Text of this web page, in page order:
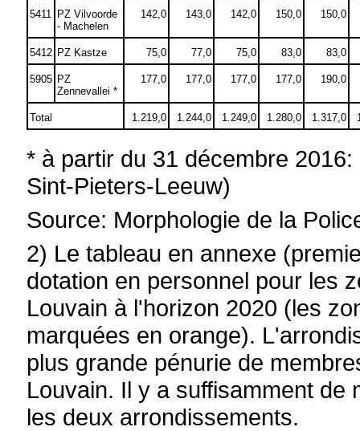
5411
PZ Vilvoorde
- Machelen
142,0 143,0 142,0 150,0 150,0
5412 PZ Kastze 75,0 77,0 75,0 83,0 83,0
5905 PZ
Zennevallei *
177,0 177,0 177,0 177,0 190,0
Total 1.219,0 1.244,0 1.249,0 1.280,0 1.317,0
* à partir du 31 décembre
Sint-Pieters-Leeuw)
Source: Morphologie de la
2) Le tableau en annexe
dotation en personnel pour les
Louvain à l'horizon 2020 (les
marquées en orange).
plus grande pénurie de
Louvain. Il y a suffisamment
les deux arrondissements.